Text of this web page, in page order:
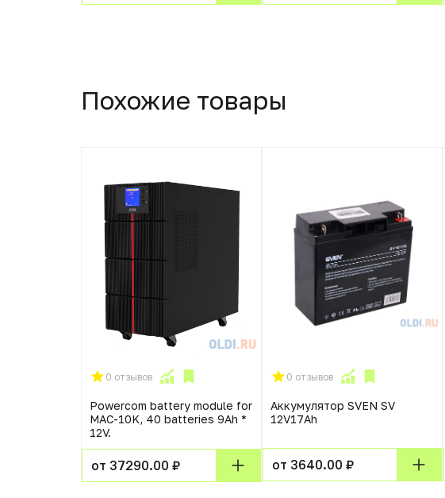
Похожие товары
0 отзывов
Powercom battery module for
MAC-10K, 40 batteries 9Ah *
12V.
от 37290.00 ₽
0 отзывов
Аккумулятор SVEN SV
12V17Ah
от 3640.00 ₽